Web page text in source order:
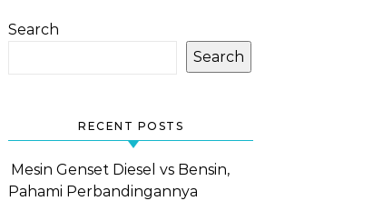
Search
Search
RECENT POSTS
Mesin Genset Diesel vs Bensin,
Pahami Perbandingannya